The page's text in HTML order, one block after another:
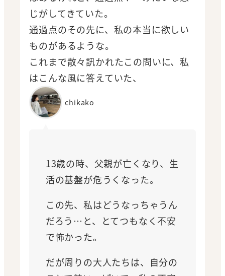
じがしてきていた。
通過点のその先に、私の本当に欲しい
ものがあるような。
これまで散々訊かれたこの問いに、私
はこんな風に答えていた、
chikako
13歳の時、父親が亡くなり、生
活の基盤が危うくなった。
この先、私はどうなっちゃうん
だろう…と、とてつもなく不安
で怖かった。
だが周りの大人たちは、自分の